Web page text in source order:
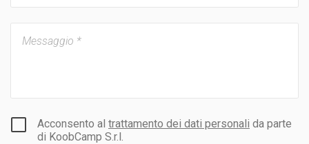
Acconsento al trattamento dei dati personali da parte
di KoobCamp S.r.l.